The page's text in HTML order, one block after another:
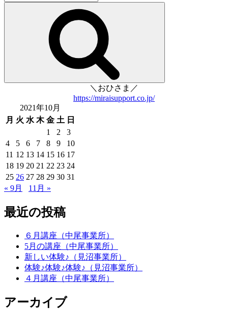
索:
＼おひさま／
https://miraisupport.co.jp/
2021年10月
月 火 水 木 金 土 日
1
2
3
4
5 6 7 8 9
10
11 12 13 14 15 16 17
18 19 20 21 22 23 24
25 26 27 28 29 30 31
« 9月
11月 »
最近の投稿
６月講座（中尾事業所）
5月の講座（中尾事業所）
新しい体験♪（見沼事業所）
体験♪体験♪体験♪（見沼事業所）
４月講座（中尾事業所）
アーカイブ